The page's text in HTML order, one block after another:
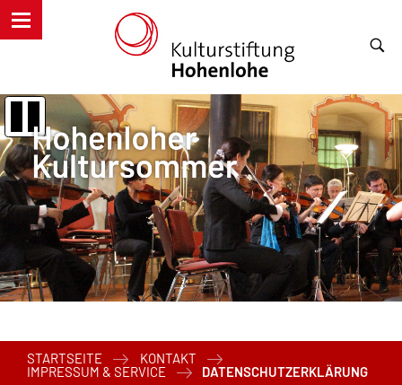
STARTSEITE
KONTAKT
IMPRESSUM & SERVICE
DATENSCHUTZERKLÄRUNG